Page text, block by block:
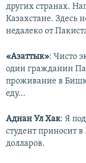
других странах.
Казахстане. Здесь
недалеко от
«Азаттык»: Чисто
один гражданин
проживание в
еду...
Аднан Ул Хак: Я
студент приносит
долларов.